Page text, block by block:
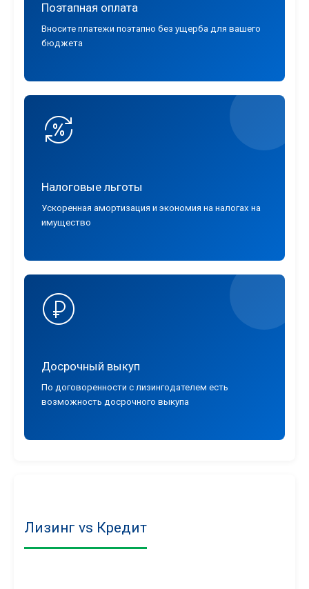
Поэтапная оплата
Вносите платежи поэтапно без ущерба для вашего
бюджета
Налоговые льготы
Ускоренная амортизация и экономия на налогах на
имущество
Досрочный выкуп
По договоренности с лизингодателем есть
возможность досрочного выкупа
Лизинг vs Кредит